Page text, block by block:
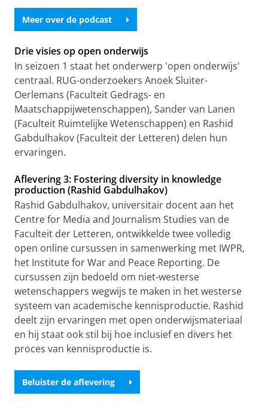
Meer over de podcast
Drie visies op open onderwijs
In seizoen 1 staat het onderwerp 'open onderwijs'
centraal. RUG-onderzoekers Anoek Sluiter-
Oerlemans (Faculteit Gedrags- en
Maatschappijwetenschappen), Sander van Lanen
(Faculteit Ruimtelijke Wetenschappen) en Rashid
Gabdulhakov (Faculteit der Letteren) delen hun
ervaringen.
Aflevering 3: Fostering diversity in knowledge
production (Rashid Gabdulhakov)
Rashid Gabdulhakov, universitair docent aan het
Centre for Media and Journalism Studies van de
Faculteit der Letteren, ontwikkelde twee volledig
open online cursussen in samenwerking met IWPR,
het Institute for War and Peace Reporting. De
cursussen zijn bedoeld om niet-westerse
wetenschappers wegwijs te maken in het westerse
systeem van academische kennisproductie. Rashid
deelt zijn ervaringen met open onderwijsmateriaal
en hij staat ook stil bij hoe inclusief en divers het
proces van kennisproductie is.
Beluister de aflevering